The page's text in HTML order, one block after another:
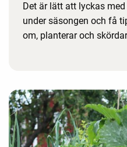
Det är lätt att lyckas
under säsongen och få
om, planterar och